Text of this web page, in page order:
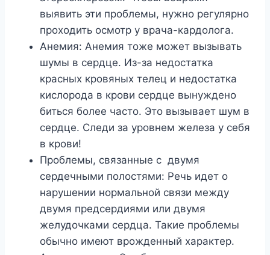
выявить эти проблемы, нужно регулярно
проходить осмотр у врача-кардолога.
Анемия: Анемия тоже может вызывать
шумы в сердце. Из-за недостатка
красных кровяных телец и недостатка
кислорода в крови сердце вынуждено
биться более часто. Это вызывает шум в
сердце. Следи за уровнем железа у себя
в крови!
Проблемы, связанные с двумя
сердечными полостями: Речь идет о
нарушении нормальной связи между
двумя предсердиями или двумя
желудочками сердца. Такие проблемы
обычно имеют врожденный характер.